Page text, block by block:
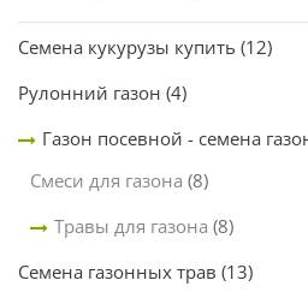
Семена кукурузы купить (12)
Рулонний газон (4)
Газон посевной - семена
Смеси для газона (8)
Травы для газона (8)
Семена газонных трав (13)